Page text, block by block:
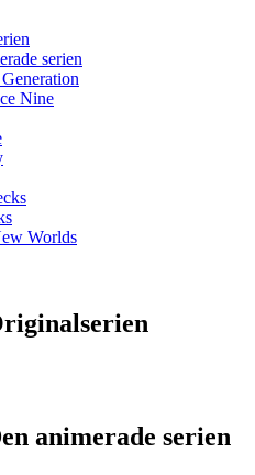
serien
Nine
Worlds
animerade serien